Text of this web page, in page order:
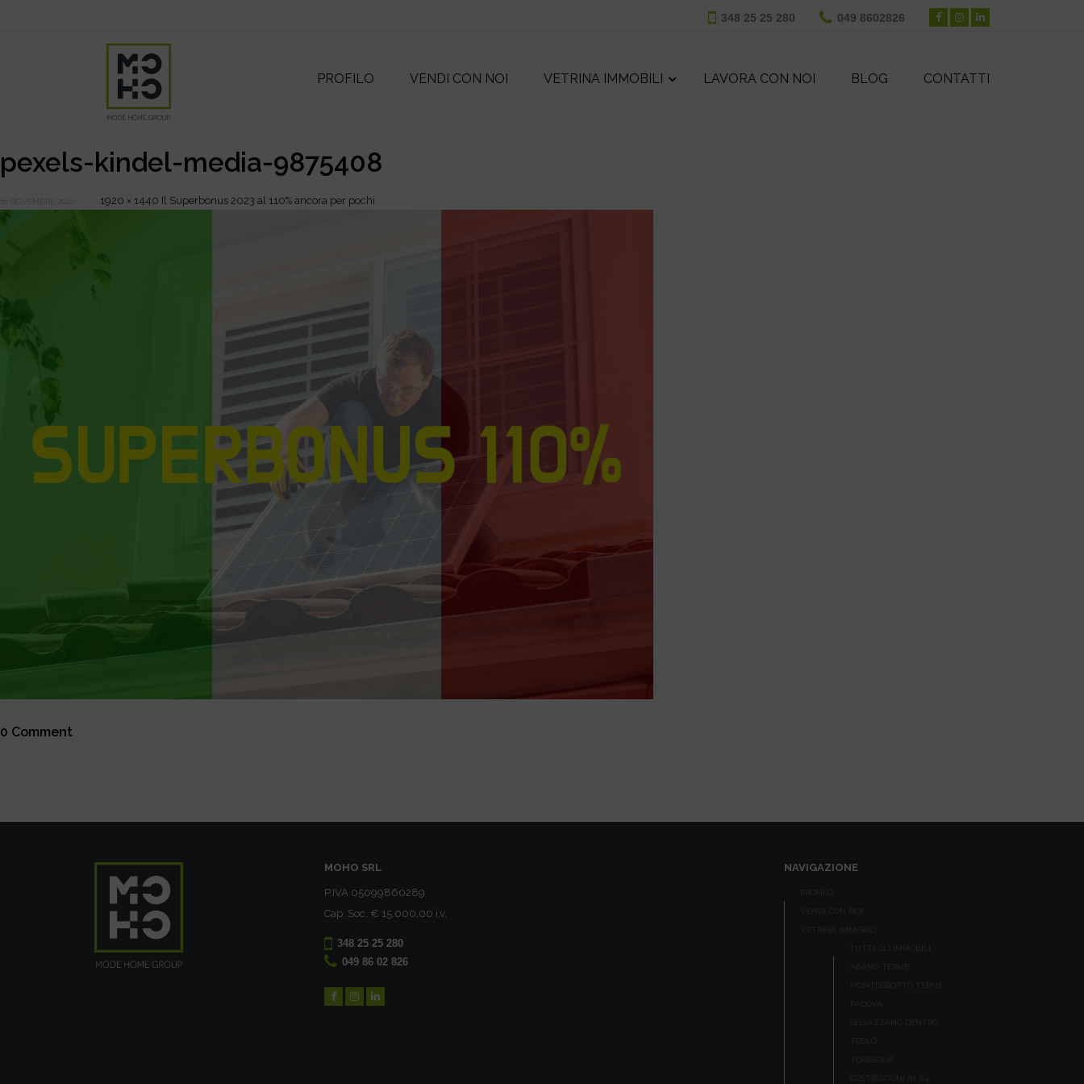
348 25 25 280 049 8602826
PROFILO VENDI CON NOI VETRINA IMMOBILI LAVORA CON NOI BLOG CONTATTI
pexels-kindel-media-9875408
1920 × 1440 Il Superbonus 2023 al 110% ancora per pochi
0 Comment
MOHO SRL
P.IVA 05099860289
Cap. Soc. € 15.000,00 i.v.
348 25 25 280
049 86 02 826
NAVIGAZIONE
TUTTI GLI IMMOBILI
MONTEGROTTO TERME
TORREGLIA